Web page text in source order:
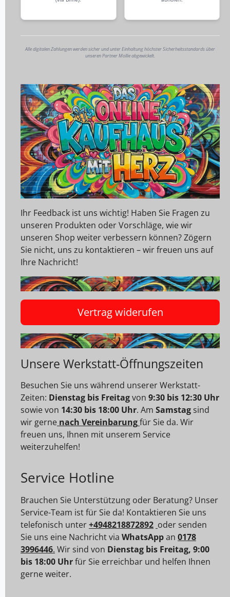
Alle digitalen Zahlungen werden sicher und unter Einhaltung höchster Sicherheitsstandards über
unseren Partner Mollie abgewickelt.
Ihr Feedback ist uns wichtig! Haben Sie Fragen zu
unseren Produkten oder Vorschläge, wie wir
unseren Shop weiter verbessern können? Zögern
Sie nicht, uns zu kontaktieren – wir freuen uns auf
Ihre Nachricht!
Vertrag widerufen
Unsere Werkstatt-Öffnungszeiten
Besuchen Sie uns während unserer Werkstatt-
Zeiten: Dienstag bis Freitagvon 9:30 bis 12:30 Uhr
sowie von 14:30 bis 18:00 Uhr. Am Samstag sind
wir gerne nach Vereinbarungfür Sie da. Wir
freuen uns, Ihnen mit unserem Service
weiterzuhelfen!
Service Hotline
Brauchen Sie Unterstützung oder Beratung? Unser
Service-Team ist für Sie da! Kontaktieren Sie uns
telefonisch unter+4948218872892 oder senden
Sie uns eine Nachricht via WhatsAppan 0178
3996446. Wir sind von Dienstag bis Freitag, 9:00
bis 18:00 Uhrfür Sie erreichbar und helfen Ihnen
gerne weiter.